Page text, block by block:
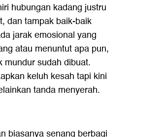
hubungan kadang justru
dan tampak baik-baik
jarak emosional yang
atau menuntut apa pun,
mundur sudah dibuat.
keluh kesah tapi kini
tanda menyerah.
biasanya senang berbagi